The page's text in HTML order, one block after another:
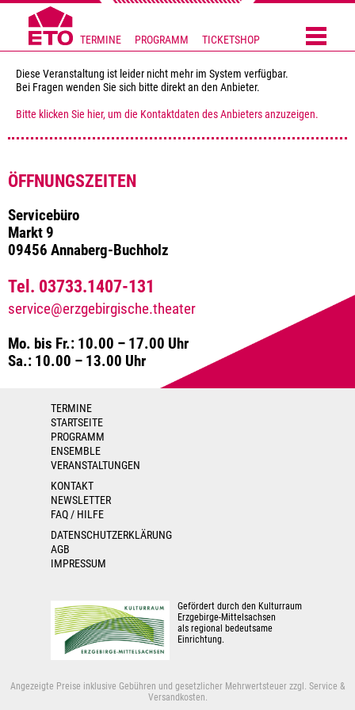
TERMINE PROGRAMM TICKETSHOP
Diese Veranstaltung ist leider nicht mehr im System verfügbar.
Bei Fragen wenden Sie sich bitte direkt an den Anbieter.
Bitte klicken Sie hier, um die Kontaktdaten des Anbieters anzuzeigen.
ÖFFNUNGSZEITEN
Servicebüro
Markt 9
09456 Annaberg-Buchholz
Tel. 03733.1407-131
service@erzgebirgische.theater
Mo. bis Fr.: 10.00 – 17.00 Uhr
Sa.: 10.00 – 13.00 Uhr
TERMINE
STARTSEITE
PROGRAMM
ENSEMBLE
VERANSTALTUNGEN
KONTAKT
NEWSLETTER
FAQ / HILFE
DATENSCHUTZERKLÄRUNG
AGB
IMPRESSUM
Gefördert durch den Kulturraum
Erzgebirge-Mittelsachsen
als regional bedeutsame
Einrichtung.
Angezeigte Preise inklusive Gebühren und gesetzlicher Mehrwertsteuer zzgl. Service &
Versandkosten.